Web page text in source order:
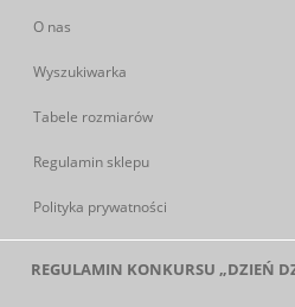
O nas
Wyszukiwarka
Tabele rozmiarów
Regulamin sklepu
Polityka prywatności
REGULAMIN KONKURSU „DZIEŃ